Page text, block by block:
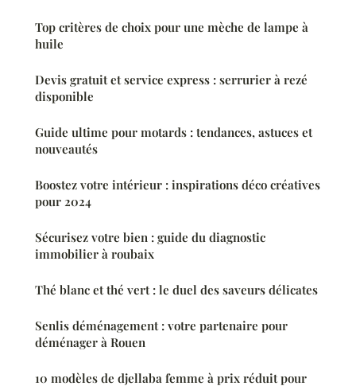
Top critères de choix pour une mèche de lampe à
huile
Devis gratuit et service express : serrurier à rezé
disponible
Guide ultime pour motards : tendances, astuces et
nouveautés
Boostez votre intérieur : inspirations déco créatives
pour 2024
Sécurisez votre bien : guide du diagnostic
immobilier à roubaix
Thé blanc et thé vert : le duel des saveurs délicates
Senlis déménagement : votre partenaire pour
déménager à Rouen
10 modèles de djellaba femme à prix réduit pour